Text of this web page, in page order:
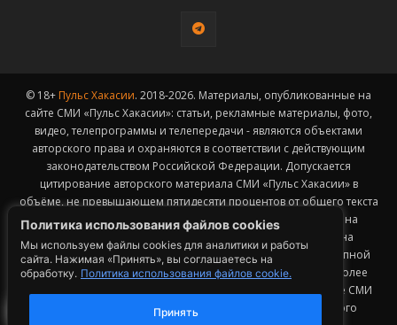
Политика использования файлов cookies
Мы используем файлы cookies для аналитики и работы
сайта. Нажимая «Принять», вы соглашаетесь на
обработку. Политика использования файлов cookie.
Принять
© 18+ Пульс Хакасии. 2018-2026. Материалы, опубликованные на
сайте СМИ «Пульс Хакасии»: статьи, рекламные материалы, фото,
видео, телепрограммы и телепередачи - являются объектами
авторского права и охраняются в соответствии с действующим
законодательством Российской Федерации. Допускается
цитирование авторского материала СМИ «Пульс Хакасии» в
объёме, не превышающем пятидесяти процентов от общего текста
публикации с обязательным размещением гиперссылки на
страницу заимствования материала. Гиперссылка должна
размещаться в тексте цитируемого материала и быть доступной
для индексации поисковыми системами. Заимствование более
50% общего объема материала, опубликованного на сайте СМИ
«Пульс Хакасии», возможно исключительно с письменного